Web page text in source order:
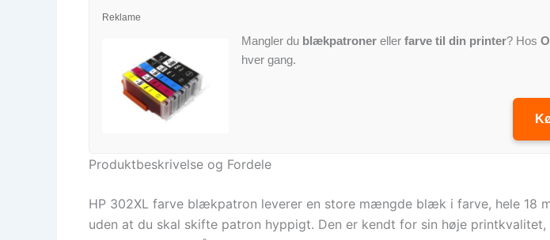
Reklame
Mangler du blækpatroner eller farve til din printer? Hos
hver gang.
Produktbeskrivelse og Fordele
HP 302XL farve blækpatron leverer en store mængde blæk i farve, hele 18
uden at du skal skifte patron hyppigt. Den er kendt for sin høje